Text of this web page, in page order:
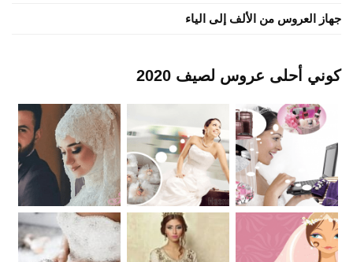
جهاز العروس من الألف إلى الياء
كوني أحلى عروس لصيف 2020